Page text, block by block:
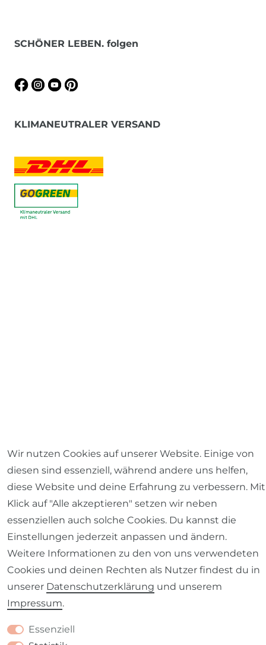
SCHÖNER LEBEN. folgen
KLIMANEUTRALER VERSAND
Versandkostenfrei ab einem
Mindestbestellwert von 59,- Euro
Wir nutzen Cookies auf unserer Website. Einige von
diesen sind essenziell, während andere uns helfen,
diese Website und deine Erfahrung zu verbessern. Mit
Klick auf "Alle akzeptieren" setzen wir neben
essenziellen auch solche Cookies. Du kannst die
Einstellungen jederzeit anpassen und ändern.
Weitere Informationen zu den von uns verwendeten
Cookies und deinen Rechten als Nutzer findest du in
unserer Daten­schutz­erklärung und unserem
Impressum.
Essenziell